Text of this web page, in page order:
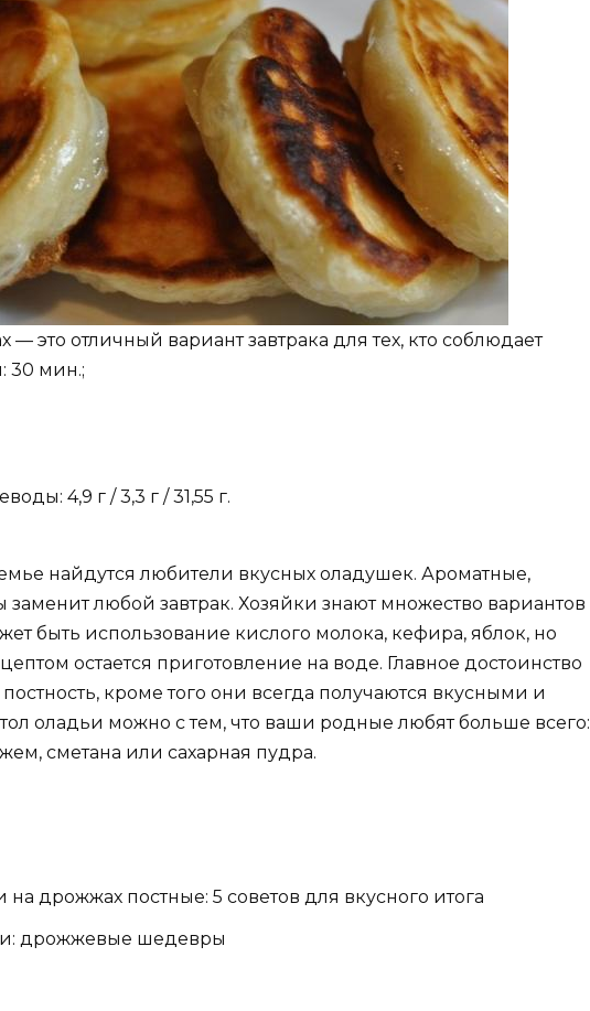
это отличный вариант завтрака для тех, кто соблюдает
30 мин.;
4,9 г / 3,3 г / 31,55 г.
найдутся любители вкусных оладушек. Ароматные,
любой завтрак. Хозяйки знают множество вариантов
быть использование кислого молока, кефира, яблок, но
остается приготовление на воде. Главное достоинство
кроме того они всегда получаются вкусными и
оладьи можно с тем, что ваши родные любят больше всего:
сметана или сахарная пудра.
на дрожжах постные: 5 советов для вкусного итога
дрожжевые шедевры